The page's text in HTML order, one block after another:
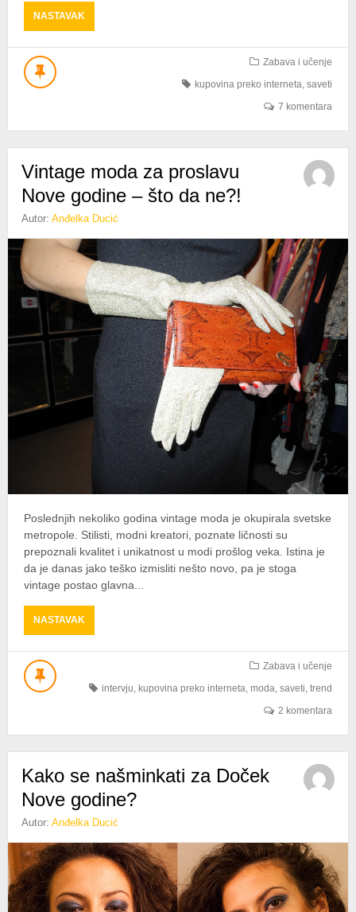
NASTAVAKABOUT
VEŽBAJTE
KOD
Zabava i učenje
kupovina preko interneta,saveti
7 komentara
Vintage moda za proslavu
Nove godine – što da ne?!
Autor:Anđelka Ducić
Poslednjih nekoliko godina vintage moda je okupirala svetske
metropole. Stilisti, modni kreatori, poznate ličnosti su
prepoznali kvalitet i unikatnost u modi prošlog veka. Istina je
da je danas jako teško izmisliti nešto novo, pa je stoga
vintage postao glavna...
NASTAVAKABOUT
VINTAGE
MODA
NOVE
DA
NE?!
Zabava i učenje
intervju, kupovina preko interneta,moda,saveti,trend
2 komentara
Kako se našminkati za Doček
Nove godine?
Autor:Anđelka Ducić